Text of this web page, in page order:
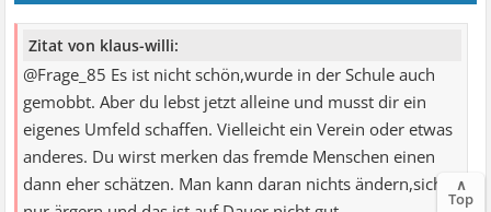
Zitat von klaus-willi:
@Frage_85 Es ist nicht schön,wurde in der Schule auch
gemobbt. Aber du lebst jetzt alleine und musst dir ein
eigenes Umfeld schaffen. Vielleicht ein Verein oder etwas
anderes. Du wirst merken das fremde Menschen einen
dann eher schätzen. Man kann daran nichts ändern,sich
∧
Top